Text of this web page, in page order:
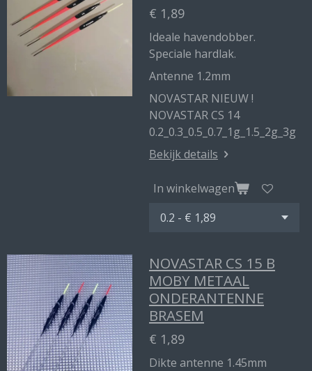
€ 1,89
Ideale havendobber.
Speciale hardlak.
Antenne 1.2mm
NOVASTAR NIEUW !
NOVASTAR CS 14
0.2_0.3_0.5_0.7_1g_1.5_2g_3g
Bekijk details
In winkelwagen
NOVASTAR CS 15 B
MOBY METAAL
ONDERANTENNE
BRASEM
€ 1,89
Dikte antenne 1.45mm